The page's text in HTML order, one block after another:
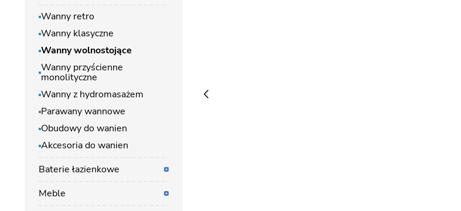
Wanny retro
Wanny klasyczne
Wanny wolnostojące
Wanny przyścienne
monolityczne
Wanny z hydromasażem
Parawany wannowe
Obudowy do wanien
Akcesoria do wanien
Baterie łazienkowe
Meble